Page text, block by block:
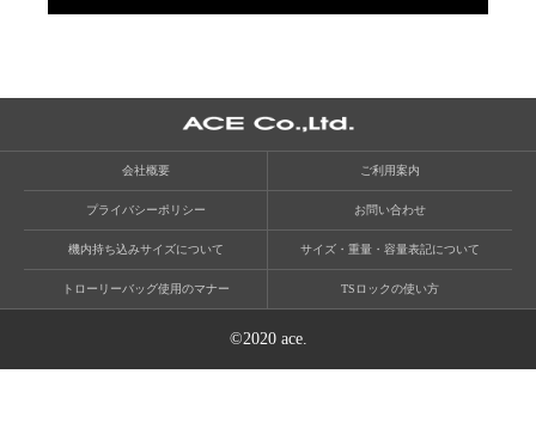
会社概要 ご利用案内
プライバシーポリシー お問い合わせ
機内持ち込みサイズについて サイズ・重量・容量表記について
トローリーバッグ使用のマナー TSロックの使い方
©2020 ace.